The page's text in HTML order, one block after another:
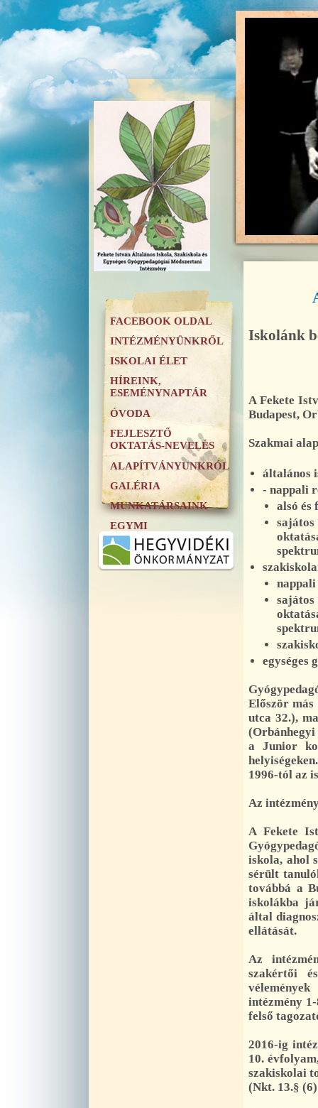
FACEBOOK OLDAL
INTÉZMÉNYÜNKRŐL
ISKOLAI ÉLET
HÍREINK,
ESEMÉNYNAPTÁR
ÓVODA
FEJLESZTŐ
OKTATÁS-NEVELÉS
ALAPÍTVÁNYUNKRÓL
GALÉRIA
MUNKATÁRSAINK
EGYMI
.
Iskolánk
A Fekete
Budapest,
Szakmai
általános
- nappali
alsó és
egységes
Először
utca 32.),
(Orbánhegyi
a Junior
helyiségeken.
1996-tól az
Az
A Fekete
iskola, ahol
sérült
továbbá a
iskolákba
által
ellátását.
Az
szakértői
intézmény
felső
2016-ig
10.
szakiskolai
(Nkt. 13.§